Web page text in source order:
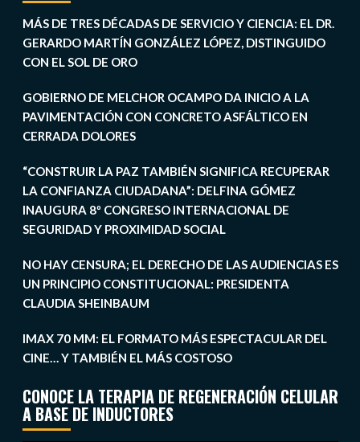
MÁS DE TRES DÉCADAS DE SERVICIO Y CIENCIA: EL DR.
GERARDO MARTÍN GONZÁLEZ LÓPEZ, DISTINGUIDO
CON EL SOL DE ORO
GOBIERNO DE MELCHOR OCAMPO DA INICIO A LA
PAVIMENTACIÓN CON CONCRETO ASFÁLTICO EN
CERRADA DOLORES
“CONSTRUIR LA PAZ TAMBIÉN SIGNIFICA RECUPERAR
LA CONFIANZA CIUDADANA”: DELFINA GÓMEZ
INAUGURA 8º CONGRESO INTERNACIONAL DE
SEGURIDAD Y PROXIMIDAD SOCIAL
NO HAY CENSURA; EL DERECHO DE LAS AUDIENCIAS ES
UN PRINCIPIO CONSTITUCIONAL: PRESIDENTA
CLAUDIA SHEINBAUM
IMAX 70 MM: EL FORMATO MÁS ESPECTACULAR DEL
CINE… Y TAMBIÉN EL MÁS COSTOSO
CONOCE LA TERAPIA DE REGENERACIÓN CELULAR
A BASE DE INDUCTORES